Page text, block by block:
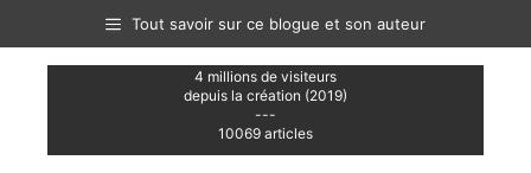
contenu
Tout savoir sur ce blogue et son auteur
4 millions de visiteurs
depuis la création (2019)
---
10069 articles